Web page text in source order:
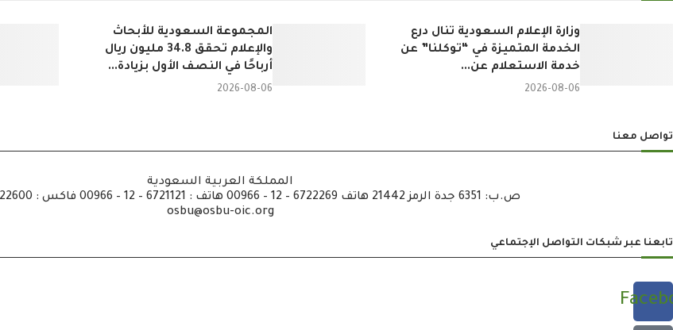
وزارة الإعلام السعودية تنال درع
الخدمة المتميزة في “توكلنا” عن
خدمة الاستعلام عن...
2026-08-06
المجموعة السعودية للأبحاث
والإعلام تحقق 34.8 مليون ريال
أرباحًا في النصف الأول بزيادة...
2026-08-06
تواصل معنا
المملكة العربية السعودية
ص.ب: 6351 جدة الرمز 21442 هاتف 6722269 – 12 – 00966 هاتف : 6721121 – 12 – 00966 فاكس : 6722600 – 12 – 00966
osbu@osbu-oic.org
تابعنا عبر شبكات التواصل الإجتماعي